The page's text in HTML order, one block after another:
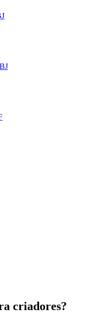
criadores?